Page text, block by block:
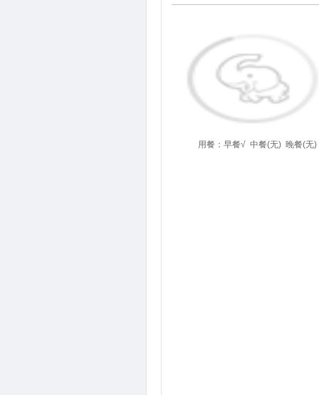
用餐： 早餐√ 中餐(无) 晚餐(无)